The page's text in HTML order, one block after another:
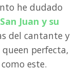
he dudado
Juan y su
del cantante y
perfecta,
este.